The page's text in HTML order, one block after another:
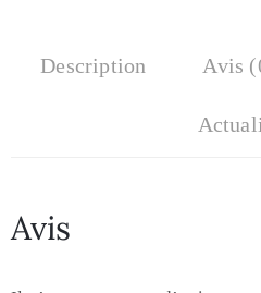
Description Avis
Avis